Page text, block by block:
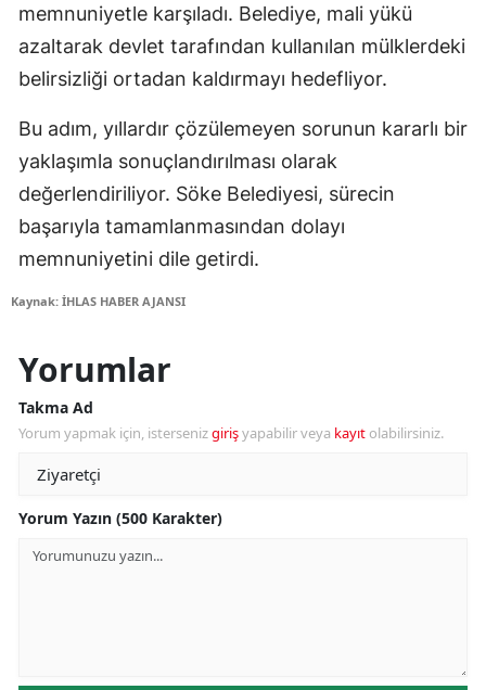
memnuniyetle karşıladı. Belediye, mali yükü
azaltarak devlet tarafından kullanılan mülklerdeki
belirsizliği ortadan kaldırmayı hedefliyor.
Bu adım, yıllardır çözülemeyen sorunun kararlı bir
yaklaşımla sonuçlandırılması olarak
değerlendiriliyor. Söke Belediyesi, sürecin
başarıyla tamamlanmasından dolayı
memnuniyetini dile getirdi.
Kaynak: İHLAS HABER AJANSI
Yorumlar
Takma Ad
Yorum yapmak için, istersenizgirişyapabilir veya kayıt olabilirsiniz.
Yorum Yazın (500 Karakter)